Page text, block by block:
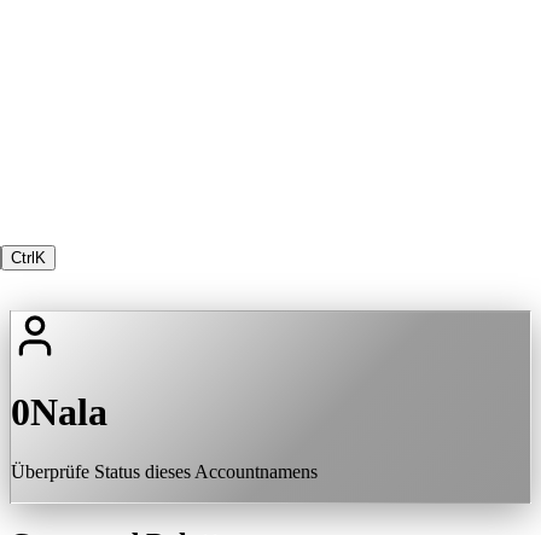
Ctrl K
0Nala
Überprüfe Status dieses Accountnamens